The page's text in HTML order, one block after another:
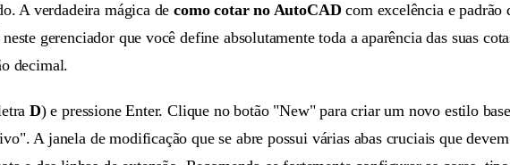
A verdadeira mágica decomo cotar no AutoCAD com excelência e padrão
gerenciador que você define absolutamente toda a aparência das suas
decimal.
D) e pressione Enter. Clique no botão "New" para criar um novo estilo
A janela de modificação que se abre possui várias abas cruciais que